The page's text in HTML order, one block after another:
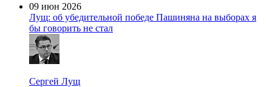
09 июн 2026
Лущ: об убедительной победе Пашиняна на выборах я
бы говорить не стал
Сергей Лущ